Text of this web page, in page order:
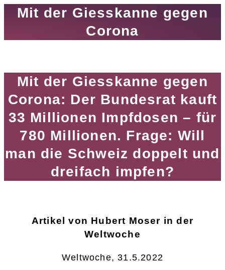
Mit der Giesskanne gegen
Corona
Mit der Giesskanne gegen
Corona: Der Bundesrat kauft
33 Millionen Impfdosen – für
780 Millionen. Frage: Will
man die Schweiz doppelt und
dreifach impfen?
Artikel von Hubert Moser in der
Weltwoche
Weltwoche, 31.5.2022